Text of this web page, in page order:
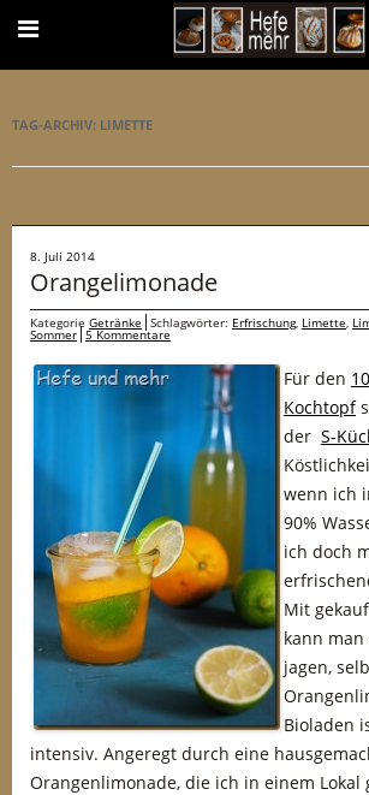
TAG-ARCHIV: LIMETTE
8. Juli 2014
Orangelimonade
Kategorie Getränke Schlagwörter: Erfrischung, Limette,
Sommer 5 Kommentare
Für den
Kochtopf
der S-
wenn ich
90%
ich doch
Mit
kann
jagen,
Bioladen
intensiv. Angeregt durch eine
Orangenlimonade, die ich in einem Lokal